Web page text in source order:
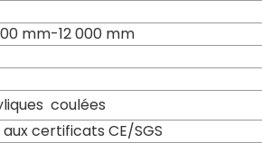
mm-12 000 mm
coulées
certificats CE/SGS